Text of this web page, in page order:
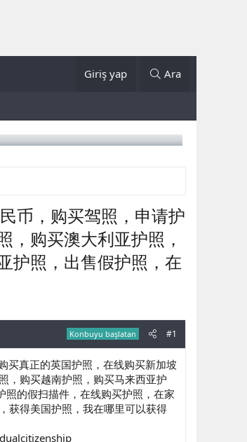
Giriş yap Ara
币，购买驾照，申请护
，购买澳大利亚护照，
护照，出售假护照，在
Konbuyu başlatan #1
买真正的英国护照，在线购买新加坡
，购买越南护照，购买马来西亚护
的假扫描件，在线购买护照，在家
获得美国护照，我在哪里可以获得